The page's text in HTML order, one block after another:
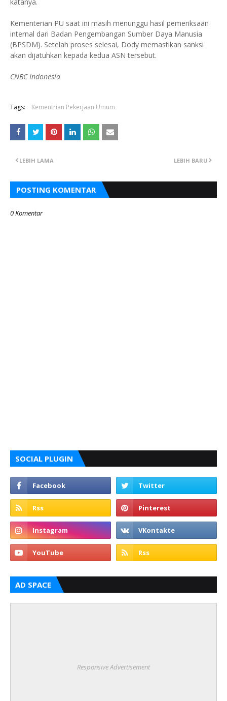
Kementerian PU saat ini masih menunggu hasil pemeriksaan
internal dari Badan Pengembangan Sumber Daya Manusia
(BPSDM). Setelah proses selesai, Dody memastikan sanksi
akan dijatuhkan kepada kedua ASN tersebut.
CNBC Indonesia
Tags: Kementrian Pekerjaan Umum
LEBIH BARU
LEBIH LAMA
POSTING KOMENTAR
0 Komentar
SOCIAL PLUGIN
AD SPACE
Responsive Advertisement